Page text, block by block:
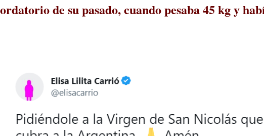
de su pasado, cuando pesaba 45 kg y